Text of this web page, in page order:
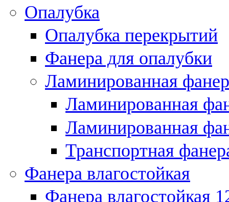
Опалубка
Опалубка перекрытий
Фанера для опалубки
Ламинированная
Ламинированная
Ламинированная
Транспортная
Фанера влагостойкая
Фанера влагостойкая